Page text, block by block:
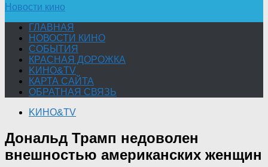
Новости кино
ГЛАВНАЯ
НОВОСТИ КИНО
СОБЫТИЯ
КРАСНАЯ ДОРОЖКА
KИНО&TV
КАРТА САЙТА
ОБРАТНАЯ СВЯЗЬ
KИНО&TV
Дональд Трамп недоволен
внешностью американских женщин